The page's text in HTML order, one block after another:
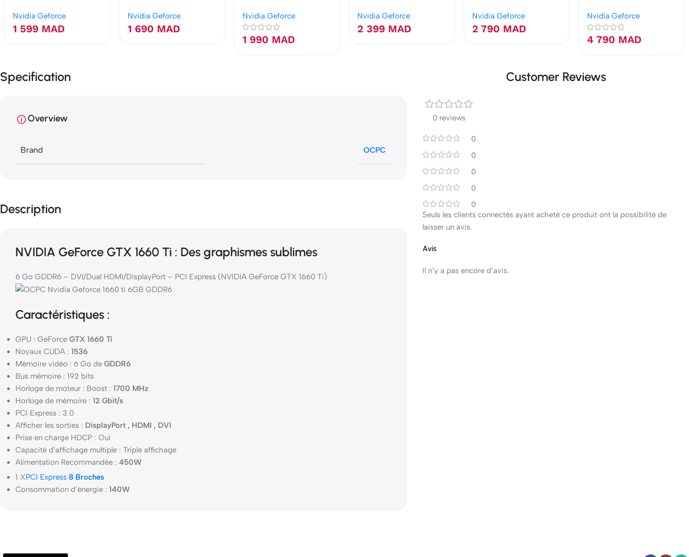
Nvidia Geforce
1 599 MAD
Multi-Moniteur
Nvidia Geforce
1 690 MAD
GDDR5
Nvidia Geforce
1 990 MAD
Nvidia Geforce
2 399 MAD
Nvidia Geforce
2 790 MAD
OC 8G
Nvidia Geforce
4 790 MAD
Specification
Overview
Brand OCPC
Description
NVIDIA GeForce GTX 1660 Ti : Des graphismes sublimes
6 Go GDDR6 – DVI/Dual HDMI/DisplayPort – PCI Express (NVIDIA GeForce GTX 1660 Ti)
Caractéristiques :
GPU : GeForce GTX 1660 Ti
Noyaux CUDA : 1536
Mémoire vidéo : 6 Go de GDDR6
Bus mémoire : 192 bits
Horloge de moteur : Boost : 1700 MHz
Horloge de mémoire : 12 Gbit/s
PCI Express : 3.0
Afficher les sorties : DisplayPort , HDMI , DVI
Prise en charge HDCP : Oui
Capacité d’affichage multiple : Triple affichage
Alimentation Recommandée : 450W
1 XPCI Express 8 Broches
Consommation d’énergie : 140W
Customer Reviews
0 reviews
0
0
0
0
0
Avis
Il n’y a pas encore d’avis.
Seuls les clients connectés ayant acheté ce produit ont la possibilité de
laisser un avis.